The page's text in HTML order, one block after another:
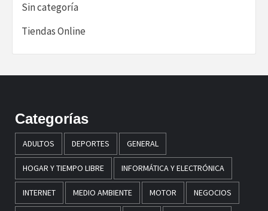
Sin categoría
Tiendas Online
Categorías
ADULTOS DEPORTES GENERAL
HOGAR Y TIEMPO LIBRE INFORMÁTICA Y ELECTRÓNICA
INTERNET MEDIO AMBIENTE MOTOR NEGOCIOS